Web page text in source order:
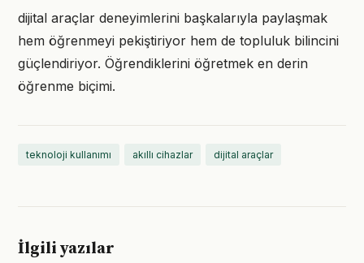
dijital araçlar deneyimlerini başkalarıyla paylaşmak
hem öğrenmeyi pekiştiriyor hem de topluluk bilincini
güçlendiriyor. Öğrendiklerini öğretmek en derin
öğrenme biçimi.
teknoloji kullanımı akıllı cihazlar dijital araçlar
İlgili yazılar